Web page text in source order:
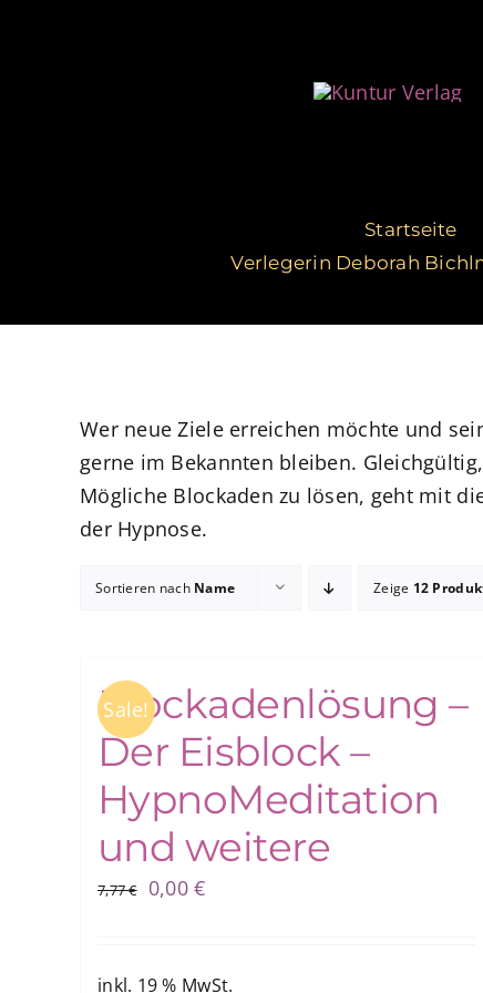
Startseite
Verlegerin Deborah
Wer neue Ziele erreichen möchte und
gerne im Bekannten bleiben.
Mögliche Blockaden zu lösen, geht mit
der Hypnose.
Sortieren nach Name Zeige 12
Sale!
Blockadenlösung –
Der Eisblock –
HypnoMeditation
und weitere
7,77€
Ursprünglicher
7,77 €
0,00€Aktueller
0,00 €.
inkl. 19 % MwSt.